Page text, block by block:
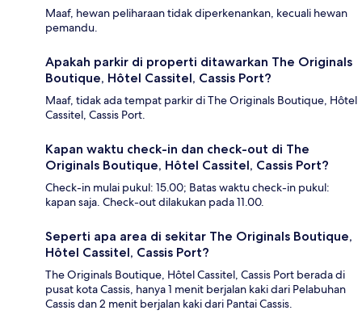
Maaf, hewan peliharaan tidak diperkenankan, kecuali hewan
pemandu.
Apakah parkir di properti ditawarkan The Originals
Boutique, Hôtel Cassitel, Cassis Port?
Maaf, tidak ada tempat parkir di The Originals Boutique, Hôtel
Cassitel, Cassis Port.
Kapan waktu check-in dan check-out di The
Originals Boutique, Hôtel Cassitel, Cassis Port?
Check-in mulai pukul: 15.00; Batas waktu check-in pukul:
kapan saja. Check-out dilakukan pada 11.00.
Seperti apa area di sekitar The Originals Boutique,
Hôtel Cassitel, Cassis Port?
The Originals Boutique, Hôtel Cassitel, Cassis Port berada di
pusat kota Cassis, hanya 1 menit berjalan kaki dari Pelabuhan
Cassis dan 2 menit berjalan kaki dari Pantai Cassis.